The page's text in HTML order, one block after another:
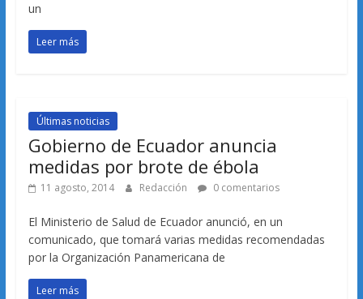
un
Leer más
Últimas noticias
Gobierno de Ecuador anuncia
medidas por brote de ébola
11 agosto, 2014 Redacción 0 comentarios
El Ministerio de Salud de Ecuador anunció, en un
comunicado, que tomará varias medidas recomendadas
por la Organización Panamericana de
Leer más